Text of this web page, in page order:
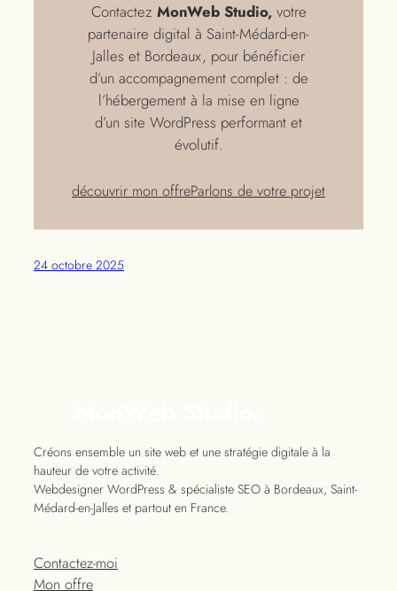
Contactez MonWeb Studio,votre
partenaire digital à Saint-Médard-en-
Jalles et Bordeaux, pour bénéficier
d’un accompagnement complet : de
l’hébergement à la mise en ligne
d’un site WordPress performant et
évolutif.
découvrir mon offreParlons de votre projet
24 octobre 2025
Créons ensemble un site web et une stratégie digitale à la
hauteur de votre activité.
Webdesigner WordPress & spécialiste SEO à Bordeaux, Saint-
Médard-en-Jalles et partout en France.
Contactez-moi
Mon offre